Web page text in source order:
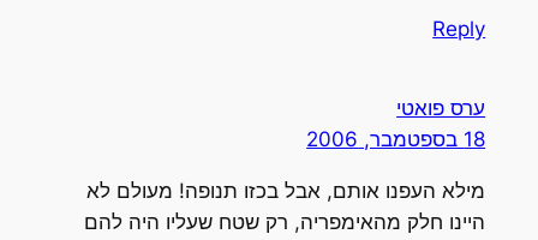
Reply
ערס פואטי
18 בספטמבר, 2006
מילא העפנו אותם, אבל בכזו תנופה! מעולם לא
היינו חלק מהאימפריה, רק שטח שעליו היה להם